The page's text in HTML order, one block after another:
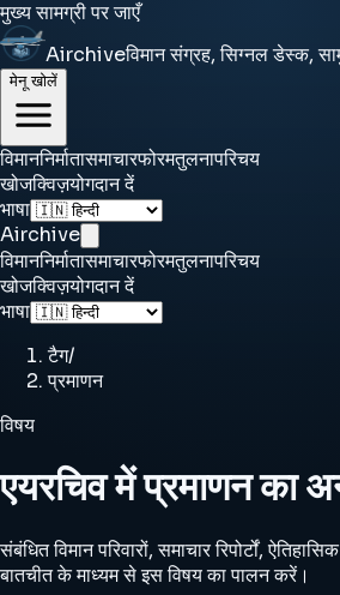
मुख्य सामग्री पर जाएँ
Airchiveविमान संग्रह, सिग्नल डेस्क,
मेनू खोलें
विमाननिर्मातासमाचारफोरमतुलनापरिचय
खोजक्विज़योगदान दें
भाषा
Airchive
विमाननिर्मातासमाचारफोरमतुलनापरिचय
खोजक्विज़योगदान दें
भाषा
टैग/
प्रमाणन
विषय
एयरचिव में प्रमाणन का
संबंधित विमान परिवारों, समाचार रिपोर्टों,
बातचीत के माध्यम से इस विषय का पालन करें।